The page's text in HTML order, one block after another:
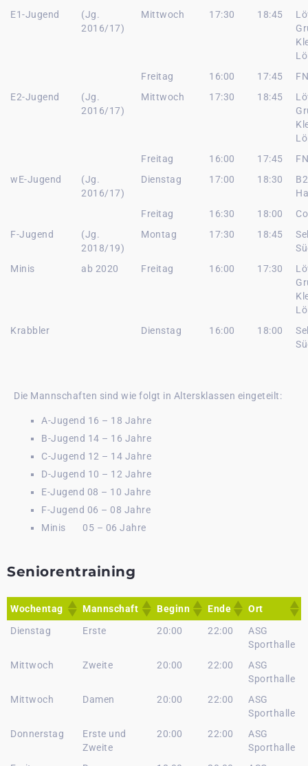
E1-Jugend
(Jg.
2016/17)
Mittwoch 17:30 18:45
Freitag
16:00 17:45
E2-Jugend
(Jg.
2016/17)
Mittwoch 17:30 18:45
Freitag
16:00 17:45
wE-Jugend
(Jg.
2016/17)
Dienstag 17:00 18:30
Freitag
16:30 18:00
F-Jugend
(Jg.
2018/19)
Montag 17:30 18:45
Minis
ab 2020 Freitag 16:00 17:30
Krabbler
Dienstag 16:00 18:00
Die Mannschaften sind wie folgt in Altersklassen eingeteilt:
A-Jugend 16 – 18 Jahre
B-Jugend 14 – 16 Jahre
C-Jugend 12 – 14 Jahre
D-Jugend 10 – 12 Jahre
E-Jugend 08 – 10 Jahre
F-Jugend 06 – 08 Jahre
Minis 05 – 06 Jahre
Seniorentraining
Wochentag Mannschaft Beginn Ende
Ort
Dienstag
Erste 20:00 22:00
ASG
Sporthalle
Mittwoch
Zweite 20:00 22:00
ASG
Sporthalle
Mittwoch
Damen 20:00 22:00
ASG
Sporthalle
Donnerstag
Erste und
Zweite
20:00 22:00
ASG
Sporthalle